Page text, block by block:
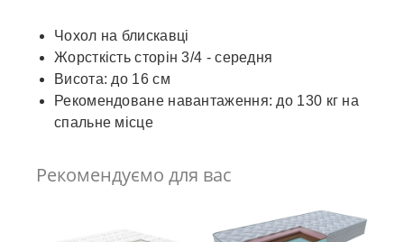
Чохол на блискавці
Жорсткість сторін 3/4 - середня
Висота: до 16 см
Рекомендоване навантаження: до 130 кг на
спальне місце
Рекомендуємо для вас